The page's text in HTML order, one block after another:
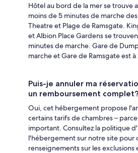
Hôtel au bord de la mer se trouve
moins de 5 minutes de marche
Theatre et Plage de Ramsgate.
et Albion Place Gardens se
minutes de marche. Gare de
marche et Gare de Ramsgate est
Puis-je annuler ma
un remboursement complet?
Oui, cet hébergement propose
certains tarifs de chambres –
important. Consultez la politique
l'hébergement sur notre site pour
renseignements sur les exclusions